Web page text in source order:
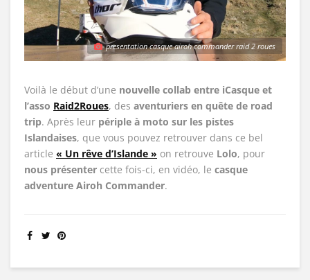
presentation casque airoh commander raid 2 roues
Voilà le début d’une nouvelle collab entre iCasque et
l’asso Raid2Roues, des aventuriers en quête de road
trip. Après leur périple à moto sur les pistes
Islandaises, que vous pouvez retrouver dans ce bel
article « Un rêve d’Islande » on retrouve Lolo, pour
nous présenter cette fois-ci, en vidéo, le casque
adventure Airoh Commander.